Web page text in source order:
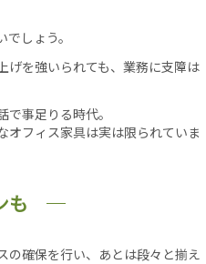
しょう。
げを強いられても、業務に支障は
事足りる時代。
オフィス家具は実は限られていま
も
確保を行い、あとは段々と揃え